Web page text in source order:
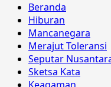
Beranda
Hiburan
Mancanegara
Merajut Toleransi
Seputar
Sketsa Kata